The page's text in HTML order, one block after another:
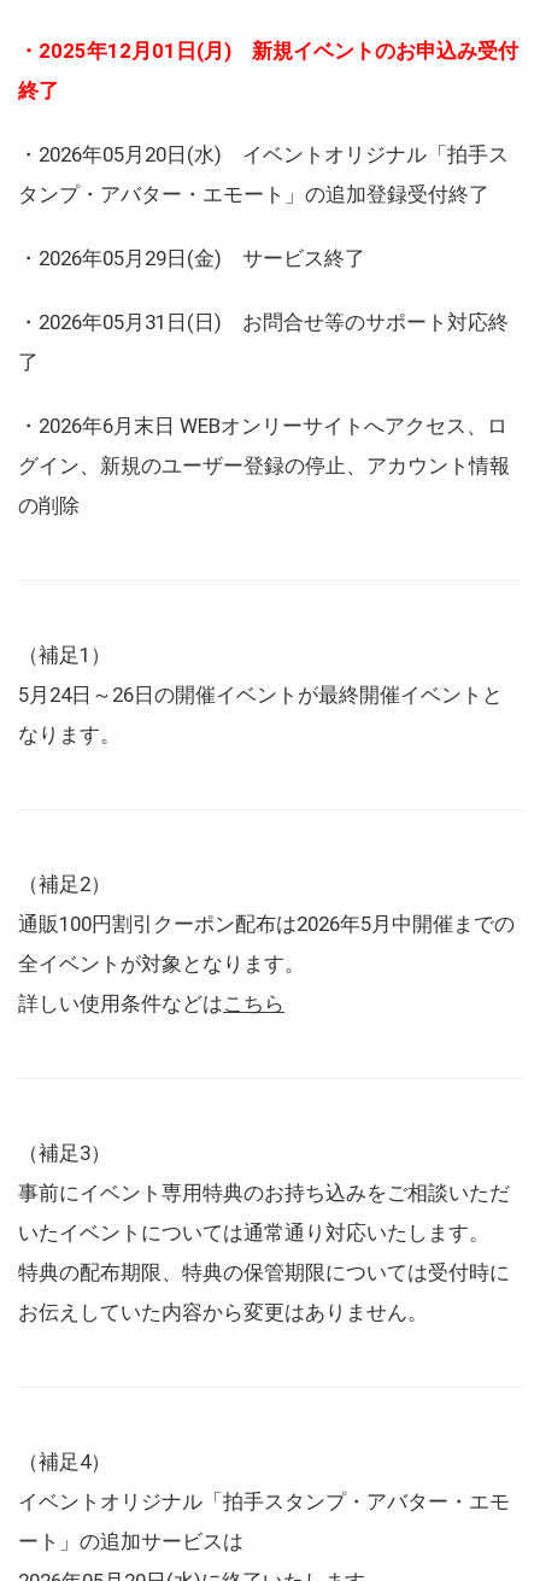
・2025年12月01日(月) 新規イベントのお申込み受付
終了
・2026年05月20日(水) イベントオリジナル「拍手ス
タンプ・アバター・エモート」の追加登録受付終了
・2026年05月29日(金) サービス終了
・2026年05月31日(日) お問合せ等のサポート対応終
了
・2026年6月末日 WEBオンリーサイトへアクセス、ロ
グイン、新規のユーザー登録の停止、アカウント情報
の削除
（補足1）
5月24日～26日の開催イベントが最終開催イベントと
なります。
（補足2）
通販100円割引クーポン配布は2026年5月中開催までの
全イベントが対象となります。
詳しい使用条件などはこちら
（補足3）
事前にイベント専用特典のお持ち込みをご相談いただ
いたイベントについては通常通り対応いたします。
特典の配布期限、特典の保管期限については受付時に
お伝えしていた内容から変更はありません。
（補足4）
イベントオリジナル「拍手スタンプ・アバター・エモ
ート」の追加サービスは